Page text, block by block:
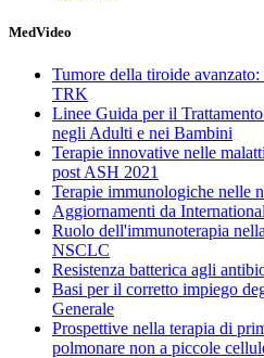
MedVideo
Tumore della tiroide
TRK
Linee Guida per il
negli Adulti e nei Bambini
Terapie innovative nelle
post ASH 2021
Terapie immunologiche nelle
Aggiornamenti da
Ruolo dell'immunoterapia
NSCLC
Resistenza batterica agli
Basi per il corretto impiego
Generale
Prospettive nella terapia di
polmonare non a piccole